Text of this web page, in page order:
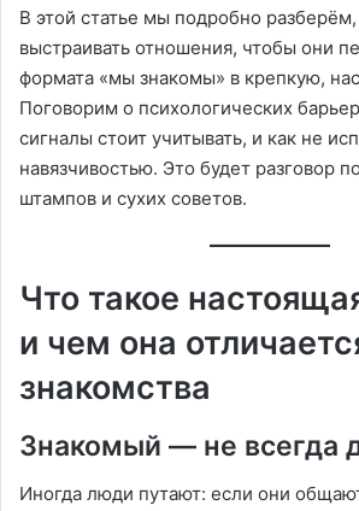
В этой статье мы подробно
выстраивать отношения, чтобы они
формата «мы знакомы» в крепкую,
Поговорим о психологических
сигналы стоит учитывать, и как не
навязчивостью. Это будет разговор
штампов и сухих советов.
Что такое
и чем она
знакомства
Знакомый — не всегда
Иногда люди путают: если они